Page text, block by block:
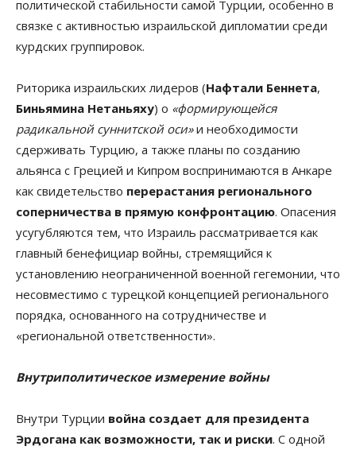
политической стабильности самой Турции, особенно в
связке с активностью израильской дипломатии среди
курдских группировок.
Риторика израильских лидеров (Нафтали Беннета,
Биньямина Нетаньяху) о «формирующейся
радикальной суннитской оси»и необходимости
сдерживать Турцию, а также планы по созданию
альянса с Грецией и Кипром воспринимаются в Анкаре
как свидетельство перерастания регионального
соперничества в прямую конфронтацию. Опасения
усугубляются тем, что Израиль рассматривается как
главный бенефициар войны, стремящийся к
установлению неограниченной военной гегемонии, что
несовместимо с турецкой концепцией регионального
порядка, основанного на сотрудничестве и
«региональной ответственности».
Внутриполитическое измерение войны
Внутри Турции война создает для президента
Эрдогана как возможности, так и риски. С одной